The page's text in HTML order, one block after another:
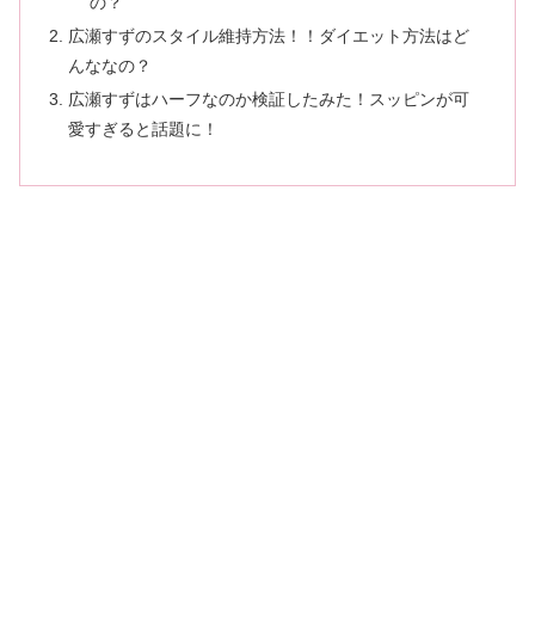
広瀬すずのスタイル維持方法！！ダイエット方法はど
んななの？
広瀬すずはハーフなのか検証したみた！スッピンが可
愛すぎると話題に！